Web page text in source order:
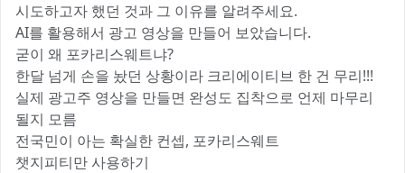
시도하고자 했던 것과 그 이유를 알려주세요.
AI를 활용해서 광고 영상을 만들어 보았습니다.
굳이 왜 포카리스웨트냐?
한달 넘게 손을 놨던 상황이라 크리에이티브 한 건 무리!!!
실제 광고주 영상을 만들면 완성도 집착으로 언제 마무리
될지 모름
전국민이 아는 확실한 컨셉, 포카리스웨트
챗지피티만 사용하기